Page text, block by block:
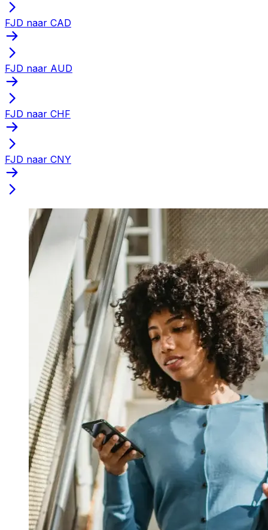
FJD naar CAD
FJD naar AUD
FJD naar CHF
FJD naar CNY